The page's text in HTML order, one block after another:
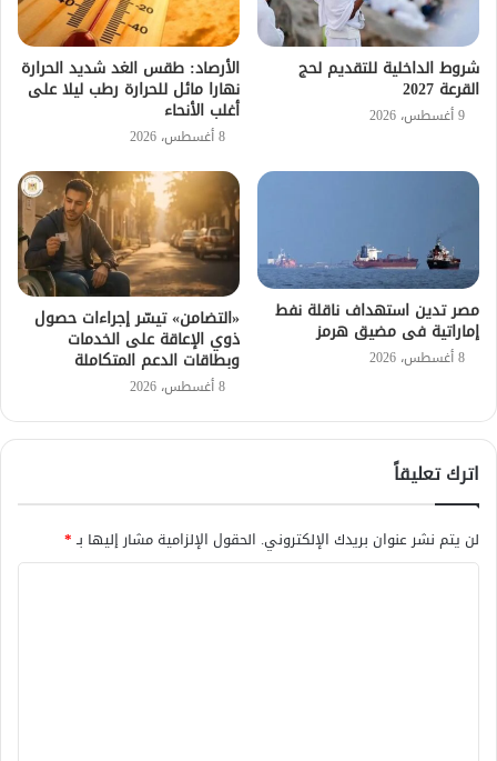
شروط الداخلية للتقديم لحج
القرعة 2027
9 أغسطس، 2026
الأرصاد: طقس الغد شديد الحرارة
نهارا مائل للحرارة رطب ليلا على
أغلب الأنحاء
8 أغسطس، 2026
مصر تدين استهداف ناقلة نفط
إماراتية فى مضيق هرمز
8 أغسطس، 2026
«التضامن» تيسّر إجراءات حصول
ذوي الإعاقة على الخدمات
وبطاقات الدعم المتكاملة
8 أغسطس، 2026
اترك تعليقاً
لن يتم نشر عنوان بريدك الإلكتروني. الحقول الإلزامية مشار إليها بـ*